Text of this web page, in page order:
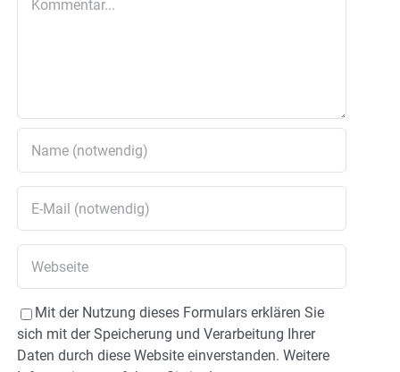
Mit der Nutzung dieses Formulars erklären Sie
sich mit der Speicherung und Verarbeitung Ihrer
Daten durch diese Website einverstanden. Weitere